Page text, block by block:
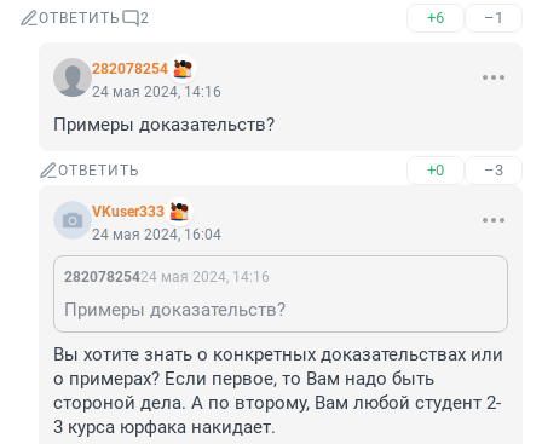
ОТВЕТИТЬ 2 +6 –1
282078254
24 мая 2024, 14:16
Примеры доказательств?
ОТВЕТИТЬ +0 –3
VKuser333
24 мая 2024, 16:04
28207825424 мая 2024, 14:16
Примеры доказательств?
Вы хотите знать о конкретных доказательствах или
о примерах? Если первое, то Вам надо быть
стороной дела. А по второму, Вам любой студент 2-
3 курса юрфака накидает.